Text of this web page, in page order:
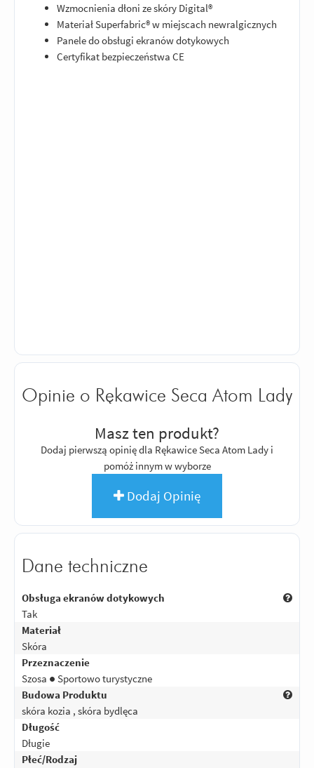
Wzmocnienia dłoni ze skóry Digital®
Materiał Superfabric® w miejscach newralgicznych
Panele do obsługi ekranów dotykowych
Certyfikat bezpieczeństwa CE
Opinie o Rękawice Seca Atom Lady
Masz ten produkt?
Dodaj pierwszą opinię dla Rękawice Seca Atom Lady i
pomóż innym w wyborze
Dodaj Opinię
Dane techniczne
Obsługa ekranów dotykowych
Tak
Materiał
Skóra
Przeznaczenie
Szosa ● Sportowo turystyczne
Budowa Produktu
skóra kozia , skóra bydlęca
Długość
Długie
Płeć/Rodzaj